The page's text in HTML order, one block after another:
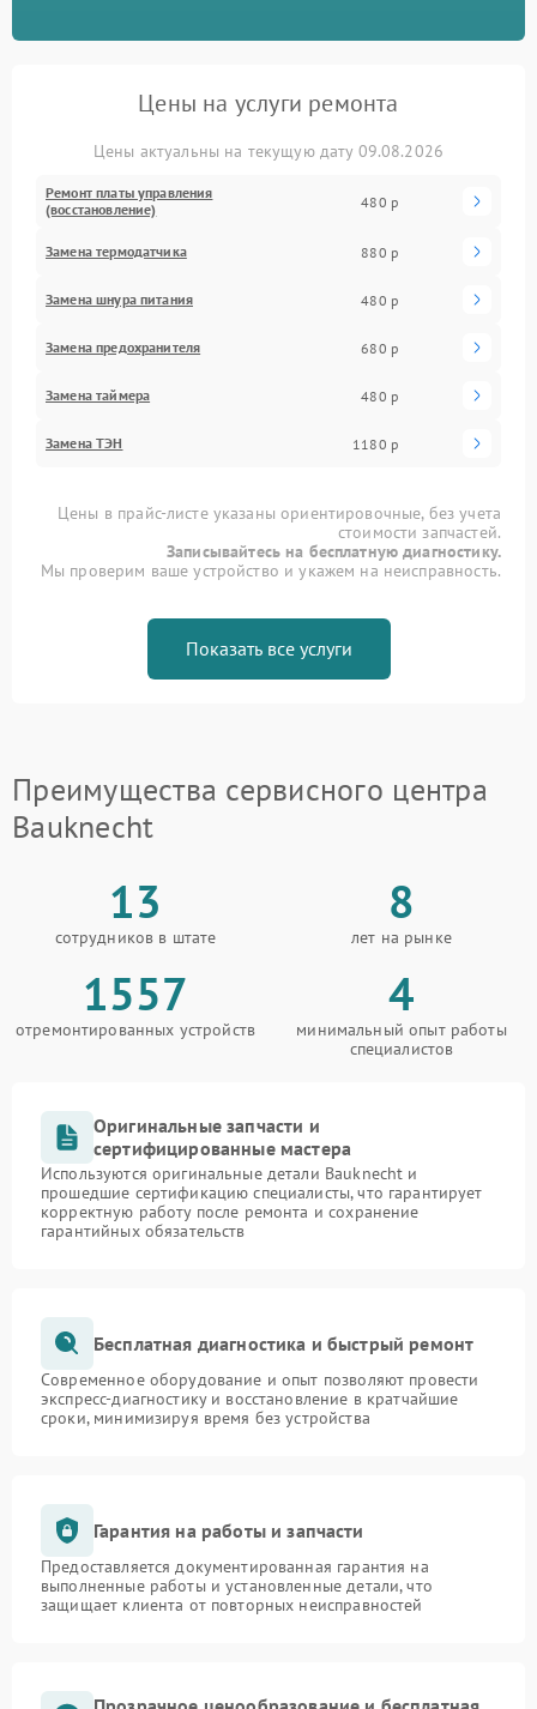
Цены на услуги ремонта
Цены актуальны на текущую дату 09.08.2026
Ремонт платы управления
(восстановление)
480 р
Замена термодатчика 880 р
Замена шнура питания 480 р
Замена предохранителя 680 р
Замена таймера 480 р
Замена ТЭН 1180 р
Цены в прайс-листе указаны ориентировочные, без учета
стоимости запчастей.
Записывайтесь на бесплатную диагностику.
Мы проверим ваше устройство и укажем на неисправность.
Показать все услуги
Преимущества сервисного центра
Bauknecht
13
сотрудников в штате
8
лет на рынке
1557
отремонтированных устройств
4
минимальный опыт работы
специалистов
Оригинальные запчасти и
сертифицированные мастера
Используются оригинальные детали Bauknecht и
прошедшие сертификацию специалисты, что гарантирует
корректную работу после ремонта и сохранение
гарантийных обязательств
Бесплатная диагностика и быстрый ремонт
Современное оборудование и опыт позволяют провести
экспресс-диагностику и восстановление в кратчайшие
сроки, минимизируя время без устройства
Гарантия на работы и запчасти
Предоставляется документированная гарантия на
выполненные работы и установленные детали, что
защищает клиента от повторных неисправностей